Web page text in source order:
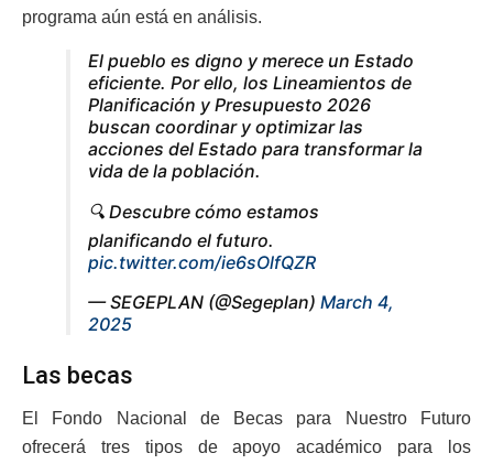
programa aún está en análisis.
El pueblo es digno y merece un Estado
eficiente. Por ello, los Lineamientos de
Planificación y Presupuesto 2026
buscan coordinar y optimizar las
acciones del Estado para transformar la
vida de la población.
🔍 Descubre cómo estamos
planificando el futuro.
pic.twitter.com/ie6sOlfQZR
— SEGEPLAN (@Segeplan) March 4,
2025
Las becas
El Fondo Nacional de Becas para Nuestro Futuro
ofrecerá tres tipos de apoyo académico para los